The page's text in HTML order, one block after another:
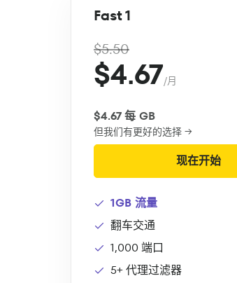
Fast 1
$5.50
$4.67/月
$4.67 每 GB
但我们有更好的选择 →
现在开始
1GB 流量
翻车交通
1,000 端口
5+ 代理过滤器